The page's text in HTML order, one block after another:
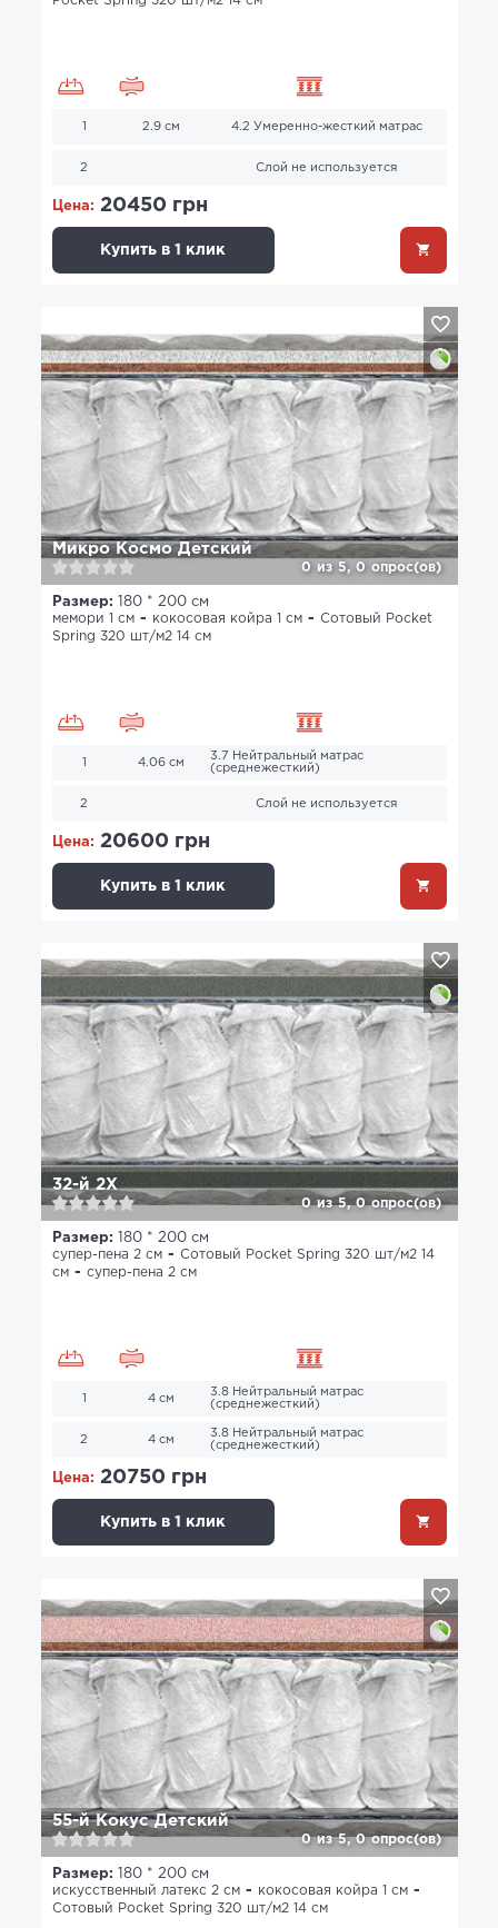
1 2.9 см 4.2 Умеренно-жесткий матрас
2 Слой не используется
Цена: 20450 грн
Купить в 1 клик
Микро Космо Детский
0 из 5, 0 опрос(ов)
Размер: 180 * 200 см
мемори 1 см
кокосовая койра 1 см
Сотовый Pocket
Spring 320 шт/м2 14 см
1 4.06 см
3.7 Нейтральный матрас
(среднежесткий)
2 Слой не используется
Цена: 20600 грн
Купить в 1 клик
32-й 2X
0 из 5, 0 опрос(ов)
Размер: 180 * 200 см
супер-пена 2 см
Сотовый Pocket Spring 320 шт/м2 14
см
супер-пена 2 см
1 4 см
3.8 Нейтральный матрас
(среднежесткий)
2 4 см
3.8 Нейтральный матрас
(среднежесткий)
Цена: 20750 грн
Купить в 1 клик
55-й Кокус Детский
0 из 5, 0 опрос(ов)
Размер: 180 * 200 см
искусственный латекс 2 см
кокосовая койра 1 см
Сотовый Pocket Spring 320 шт/м2 14 см